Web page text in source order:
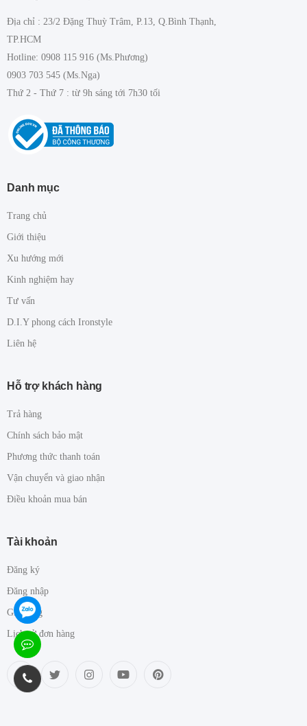
Địa chỉ : 23/2 Đặng Thuỳ Trâm, P.13, Q.Bình Thạnh,
TP.HCM
Hotline: 0908 115 916 (Ms.Phương)
0903 703 545 (Ms.Nga)
Thứ 2 - Thứ 7 : từ 9h sáng tới 7h30 tối
Danh mục
Trang chủ
Giới thiệu
Xu hướng mới
Kinh nghiệm hay
Tư vấn
D.I.Y phong cách Ironstyle
Liên hệ
Hỗ trợ khách hàng
Trả hàng
Chính sách bảo mật
Phương thức thanh toán
Vận chuyển và giao nhận
Điều khoản mua bán
Tài khoản
Đăng ký
Đăng nhập
Giỏ hàng
Lịch sử đơn hàng